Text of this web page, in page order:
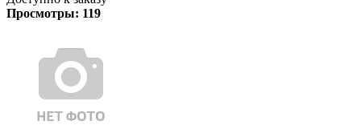
Просмотры: 119